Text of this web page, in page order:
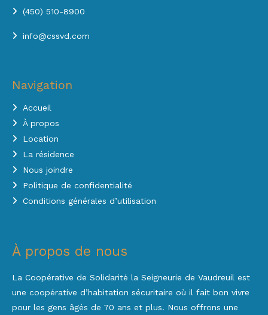
(450) 510-8900
info@cssvd.com
Navigation
Accueil
À propos
Location
La résidence
Nous joindre
Politique de confidentialité
Conditions générales d’utilisation
À propos de nous
La Coopérative de Solidarité la Seigneurie de Vaudreuil est
une coopérative d’habitation sécuritaire où il fait bon vivre
pour les gens âgés de 70 ans et plus. Nous offrons une